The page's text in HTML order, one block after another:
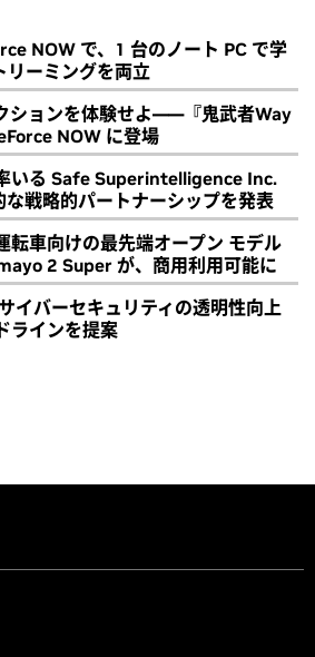
NOW で、1 台のノート PC で学
リーミングを両立
ションを体験せよ――『鬼武者Way
NOW に登場
いる Safe Superintelligence Inc.
戦略的パートナーシップを発表
転車向けの最先端オープン モデル
2 Super が、商用利用可能に
イバーセキュリティの透明性向上
ラインを提案